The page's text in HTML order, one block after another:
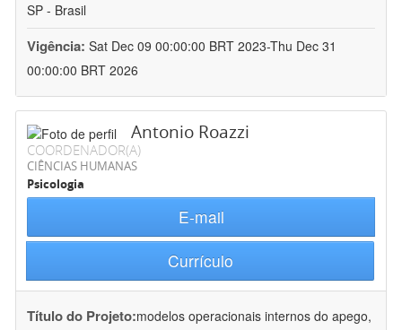
SP - Brasil
Vigência: Sat Dec 09 00:00:00 BRT 2023-Thu Dec 31
00:00:00 BRT 2026
Antonio Roazzi
COORDENADOR(A)
CIÊNCIAS HUMANAS
Psicologia
E-mail
Currículo
Título do Projeto:modelos operacionais internos do apego,